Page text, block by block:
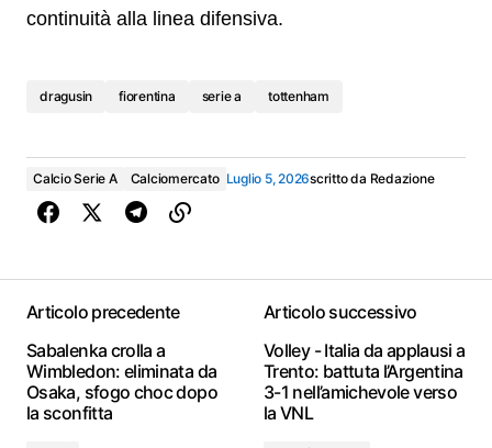
continuità alla linea difensiva.
dragusin fiorentina serie a tottenham
Calcio Serie A Calciomercato Luglio 5, 2026scritto da Redazione
Articolo precedente
Sabalenka crolla a
Wimbledon: eliminata da
Osaka, sfogo choc dopo
la sconfitta
Articolo successivo
Volley - Italia da applausi a
Trento: battuta l’Argentina
3-1 nell’amichevole verso
la VNL